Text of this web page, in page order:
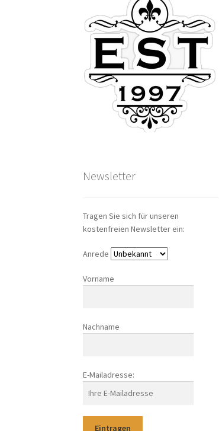
Newsletter
Tragen Sie sich für unseren
kostenfreien Newsletter ein:
Anrede
Vorname
Nachname
E-Mailadresse: